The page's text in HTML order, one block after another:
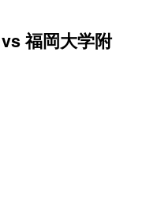
福岡大学附